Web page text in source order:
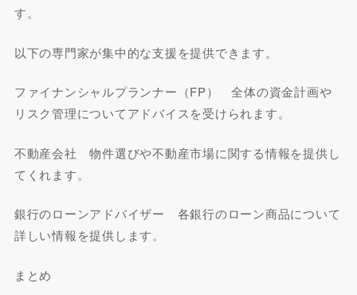
す。
以下の専門家が集中的な支援を提供できます。
ファイナンシャルプランナー（FP） 全体の資金計画や
リスク管理についてアドバイスを受けられます。
不動産会社 物件選びや不動産市場に関する情報を提供し
てくれます。
銀行のローンアドバイザー 各銀行のローン商品について
詳しい情報を提供します。
まとめ